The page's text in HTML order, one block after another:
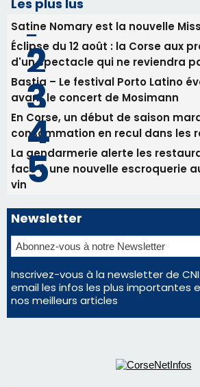
consommation en recul dans les
La gendarmerie alerte les
face à une nouvelle escroquerie
vin
Newsletter
Inscrivez-vous à la newsletter de
email les infos les plus importantes
nos meilleurs articles
Régie publicitaire
Mentions légales
Nous contacter